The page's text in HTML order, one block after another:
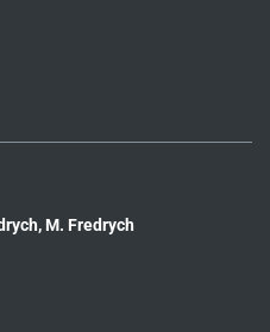
M. Fredrych